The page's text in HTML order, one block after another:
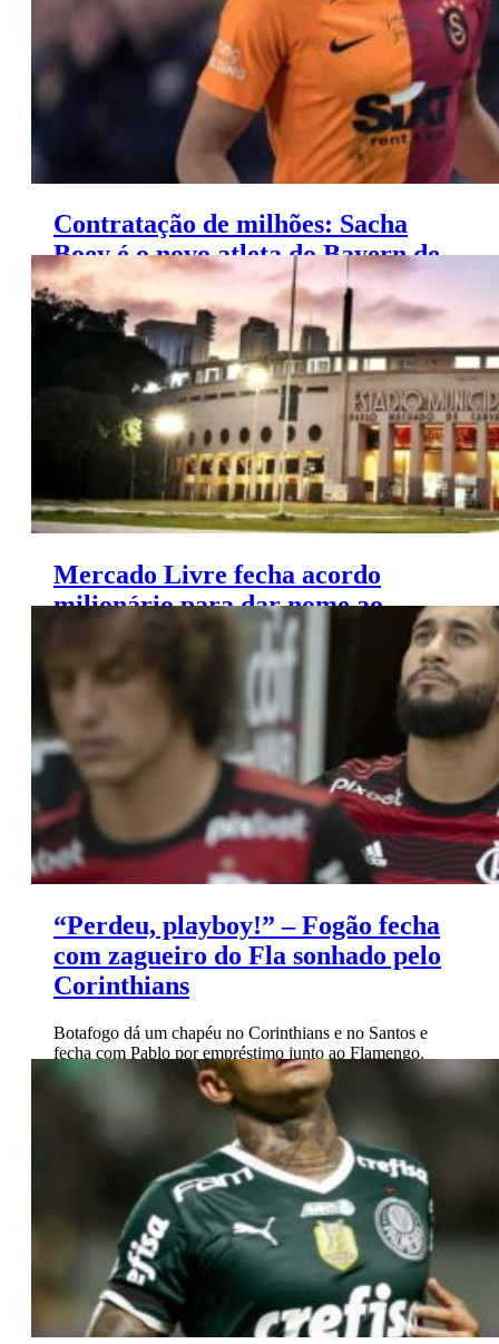
Contratação de milhões: Sacha
Boey é o novo atleta do Bayern de
Munique
Mercado Livre fecha acordo
milionário para dar nome ao
Pacaembu
“Perdeu, playboy!” – Fogão fecha
com zagueiro do Fla sonhado pelo
Corinthians
Botafogo dá um chapéu no Corinthians e no Santos e
fecha com Pablo por empréstimo junto ao Flamengo.
Recuperado de tendinite, jogador não poderá jogar o
Carioca por já ter atuado pelo rubro-negro.